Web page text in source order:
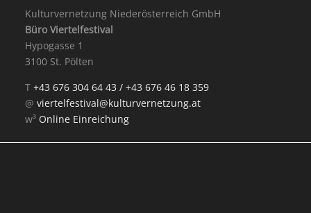
Kulturvernetzung Niederösterreich GmbH
Büro Viertelfestival
Hypogasse 1
3100 St. Pölten
T+43 676 304 64 43 /+43 676 46 18 359
@viertelfestival@kulturvernetzung.at
w³ Online Einreichung